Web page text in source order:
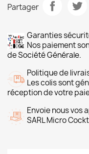
Partager
Garanties
Nos paiement
de Société Générale.
Politique de
Les colis sont
réception de votre
Envoie nous vos
SARL Micro